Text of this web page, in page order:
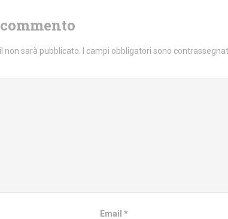
non sarà pubblicato.
I campi obbligatori sono
Email *